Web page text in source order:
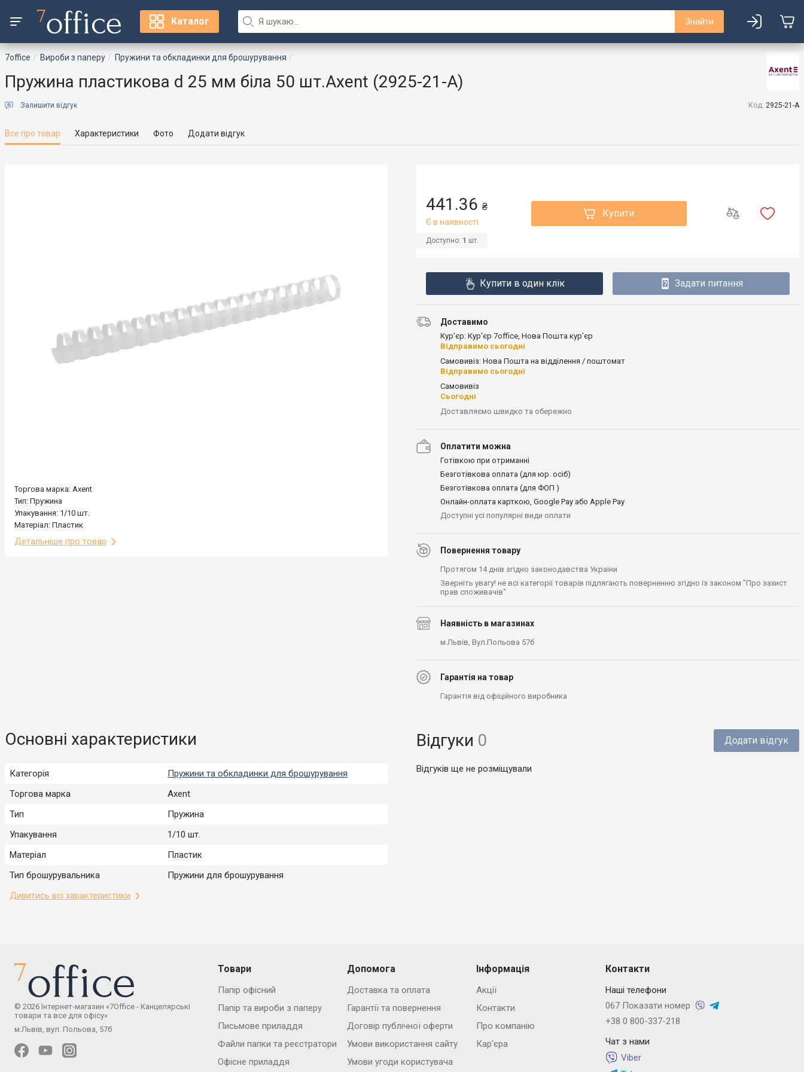
Каталог Знайти
7office Вироби з паперу Пружини та обкладинки для брошурування
Пружина пластикова d 25 мм біла 50 шт.Axent (2925-21-A)
Залишити відгук Код: 2925-21-A
Все про товар Характеристики Фото Додати відгук
Торгова марка: Axent
Тип: Пружина
Упакування: 1/10 шт.
Матеріал: Пластик
Детальніше про товар
441.36 ₴
Є в наявності
Доступно: 1 шт.
Купити
Купити в один клік Задати питання
Доставимо
Кур'єр: Кур'єр 7office, Нова Пошта кур’єр
Відправимо сьогодні
Самовивіз: Нова Пошта на відділення / поштомат
Відправимо сьогодні
Самовивіз
Сьогодні
Доставляємо швидко та обережно
Оплатити можна
Готівкою при отриманні
Безготівкова оплата (для юр. осіб)
Безготівкова оплата (для ФОП )
Онлайн-оплата карткою, Google Pay або Apple Pay
Доступні усі популярні види оплати
Повернення товару
Протягом 14 днів згідно законодавства України
Зверніть увагу! не всі категорії товарів підлягають поверненню згідно із законом "Про захист
прав споживачів"
Наявність в магазинах
м.Львів, Вул.Польова 57б
Гарантія на товар
Гарантія від офіційного виробника
Основні характеристики
Категорія
Пружини та обкладинки для брошурування
Торгова марка
Axent
Тип
Пружина
Упакування
1/10 шт.
Матеріал
Пластик
Тип брошурувальника
Пружини для брошурування
Дивитись всі характеристики
Відгуки 0 Додати відгук
Відгуків ще не розміщували
Товари
Папір офісний
Папір та вироби з паперу
Письмове приладдя
Файли папки та реєстратори
Офісне приладдя
Допомога
Доставка та оплата
Гарантії та повернення
Договір публічної оферти
Умови використання сайту
Умови угоди користувача
Інформація
Акції
Контакти
Про компанію
Кар'єра
Контакти
Наші телефони
067 Показати номер
+38 0 800-337-218
Чат з нами
Viber
© 2026 Інтернет-магазин «7Office - Канцелярські
товари та все для офісу»
м.Львів, вул. Польова, 57б